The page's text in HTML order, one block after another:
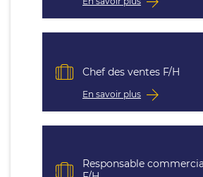
Chef des ventes F/H
En savoir plus
Responsable